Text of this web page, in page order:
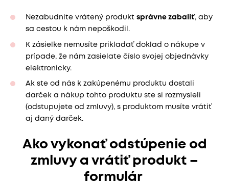
Nezabudnite vrátený produkt správne zabaliť, aby
sa cestou k nám nepoškodil.
K zásielke nemusíte prikladať doklad o nákupe v
prípade, že nám zasielate číslo svojej objednávky
elektronicky.
Ak ste od nás k zakúpenému produktu dostali
darček a nákup tohto produktu ste si rozmysleli
(odstupujete od zmluvy), s produktom musíte vrátiť
aj daný darček.
Ako vykonať odstúpenie od
zmluvy a vrátiť produkt –
formulár